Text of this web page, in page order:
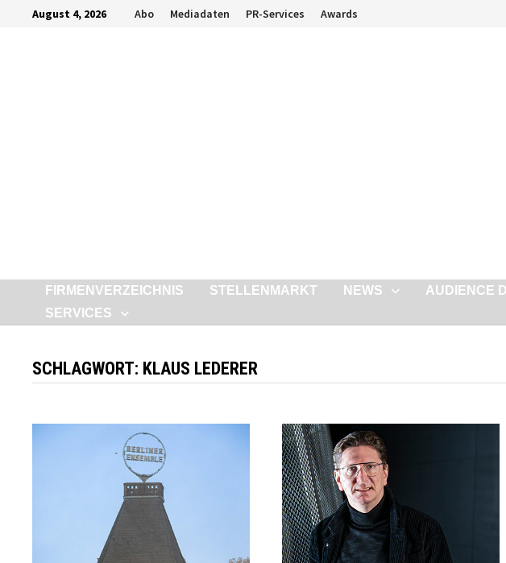
ZurückAugust 4, 2026 Abo Mediadaten PR-Services Awards
FIRMENVERZEICHNIS STELLENMARKT NEWS AUDIENCE
SERVICES
SCHLAGWORT: KLAUS LEDERER